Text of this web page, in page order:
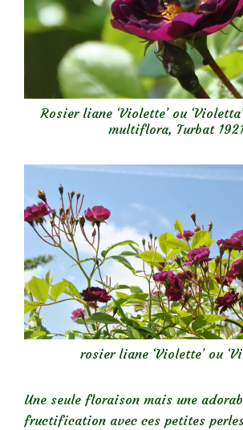
Rosier liane ‘Violette’ ou
multiflora, Turbat
rosier liane ‘Violette’ ou
Une seule floraison mais une
fructification avec ces petites